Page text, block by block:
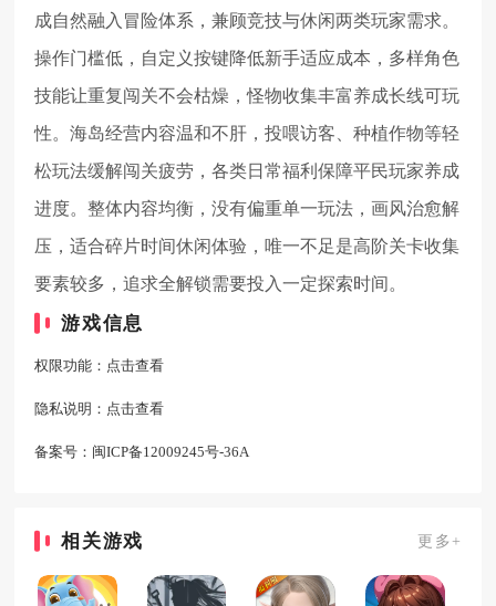
成自然融入冒险体系，兼顾竞技与休闲两类玩家需求。
操作门槛低，自定义按键降低新手适应成本，多样角色
技能让重复闯关不会枯燥，怪物收集丰富养成长线可玩
性。海岛经营内容温和不肝，投喂访客、种植作物等轻
松玩法缓解闯关疲劳，各类日常福利保障平民玩家养成
进度。整体内容均衡，没有偏重单一玩法，画风治愈解
压，适合碎片时间休闲体验，唯一不足是高阶关卡收集
要素较多，追求全解锁需要投入一定探索时间。
游戏信息
权限功能： 点击查看
隐私说明： 点击查看
备案号： 闽ICP备12009245号-36A
相关游戏 更多+